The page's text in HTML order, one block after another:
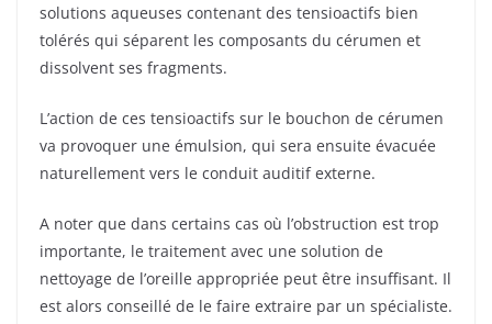
solutions aqueuses contenant des tensioactifs bien
tolérés qui séparent les composants du cérumen et
dissolvent ses fragments.
L’action de ces tensioactifs sur le bouchon de cérumen
va provoquer une émulsion, qui sera ensuite évacuée
naturellement vers le conduit auditif externe.
A noter que dans certains cas où l’obstruction est trop
importante, le traitement avec une solution de
nettoyage de l’oreille appropriée peut être insuffisant. Il
est alors conseillé de le faire extraire par un spécialiste.